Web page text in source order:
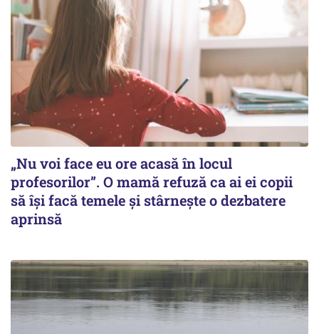
„Nu voi face eu ore acasă în locul
profesorilor”. O mamă refuză ca ai ei copii
să își facă temele și stârnește o dezbatere
aprinsă